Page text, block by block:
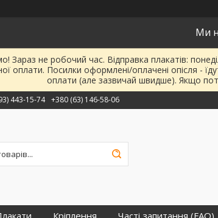
Ми
Зараз не робочий час. Відправка плакатів:
оплати. Посилки оформлені/оплачені опісля -
оплати (але зазвичай швидше). Якщо
443-15-74 +380 (63) 146-58-06
Кріплення Часті запитання (FAQ)